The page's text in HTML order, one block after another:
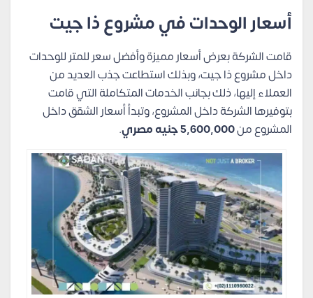
أسعار الوحدات في مشروع ذا جيت
قامت الشركة بعرض أسعار مميزة وأفضل سعر للمتر للوحدات
داخل مشروع ذا جيت، وبذلك استطاعت جذب العديد من
العملاء إليها، ذلك بجانب الخدمات المتكاملة التي قامت
بتوفيرها الشركة داخل المشروع، وتبدأ أسعار الشقق داخل
المشروع من5,600,000 جنيه مصري .